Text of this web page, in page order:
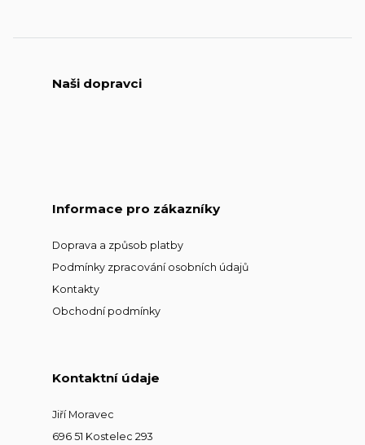
Naši dopravci
Informace pro zákazníky
Doprava a způsob platby
Podmínky zpracování osobních údajů
Kontakty
Obchodní podmínky
Kontaktní údaje
Jiří Moravec
696 51 Kostelec 293